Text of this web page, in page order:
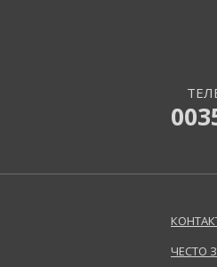
Banana Republic
ЧЕСТО